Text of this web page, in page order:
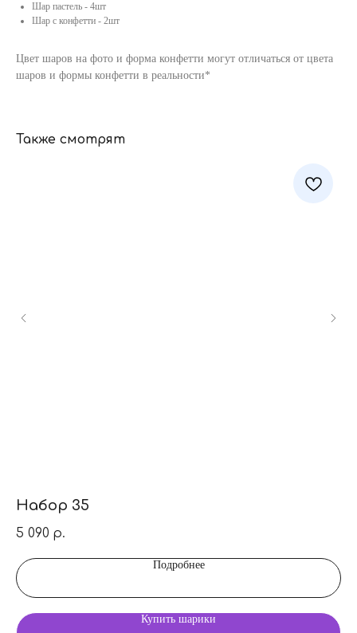
Шар пастель - 4шт
Шар с конфетти - 2шт
Цвет шаров на фото и форма конфетти могут отличаться от цвета
шаров и формы конфетти в реальности*
Также смотрят
Набор 35
5 090 р.
Подробнее
Купить шарики